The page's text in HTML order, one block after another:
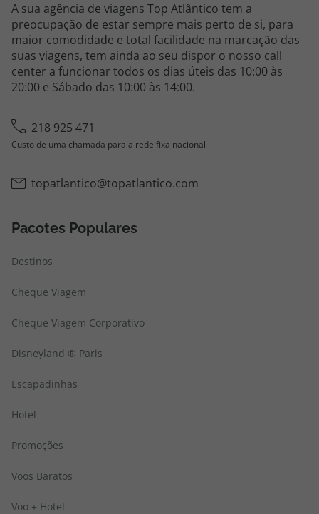
A sua agência de viagens Top Atlântico tem a
preocupação de estar sempre mais perto de si, para
maior comodidade e total facilidade na marcação das
suas viagens, tem ainda ao seu dispor o nosso call
center a funcionar todos os dias úteis das 10:00 às
20:00 e Sábado das 10:00 às 14:00.
218 925 471
Custo de uma chamada para a rede fixa nacional
topatlantico@topatlantico.com
Pacotes Populares
Destinos
Cheque Viagem
Cheque Viagem Corporativo
Disneyland ® Paris
Escapadinhas
Hotel
Promoções
Voos Baratos
Voo + Hotel